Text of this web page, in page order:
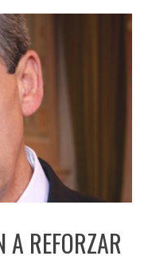
A REFORZAR